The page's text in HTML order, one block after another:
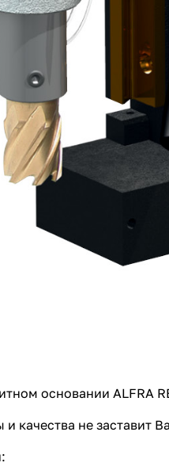
основании ALFRA
качества не заставит